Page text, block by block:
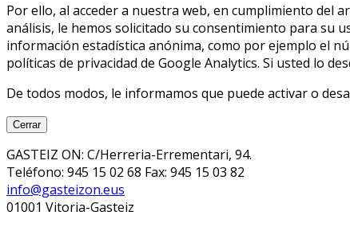
Por ello, al acceder a nuestra web, en cumplimiento del
análisis, le hemos solicitado su consentimiento para su
información estadística anónima, como por ejemplo el
políticas de privacidad de Google Analytics. Si usted lo
De todos modos, le informamos que puede activar o
Cerrar
GASTEIZ ON: C/Herreria-Errementari, 94.
Teléfono: 945 15 02 68 Fax: 945 15 03 82
info@gasteizon.eus
01001 Vitoria-Gasteiz